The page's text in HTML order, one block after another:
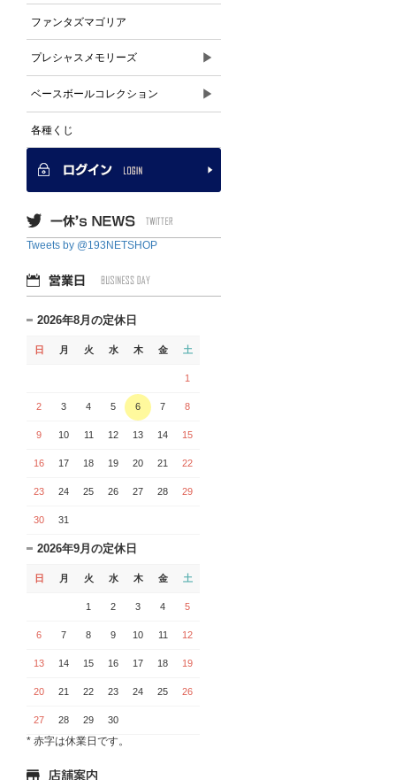
ファンタズマゴリア
プレシャスメモリーズ ▶
ベースボールコレクション ▶
各種くじ
Tweets by @193NETSHOP
2026年8月の定休日
日 月 火 水 木 金 土
1
2 3 4 5 6 7 8
9 10 11 12 13 14 15
16 17 18 19 20 21 22
23 24 25 26 27 28 29
30 31
2026年9月の定休日
日 月 火 水 木 金 土
1 2 3 4 5
6 7 8 9 10 11 12
13 14 15 16 17 18 19
20 21 22 23 24 25 26
27 28 29 30
* 赤字は休業日です。